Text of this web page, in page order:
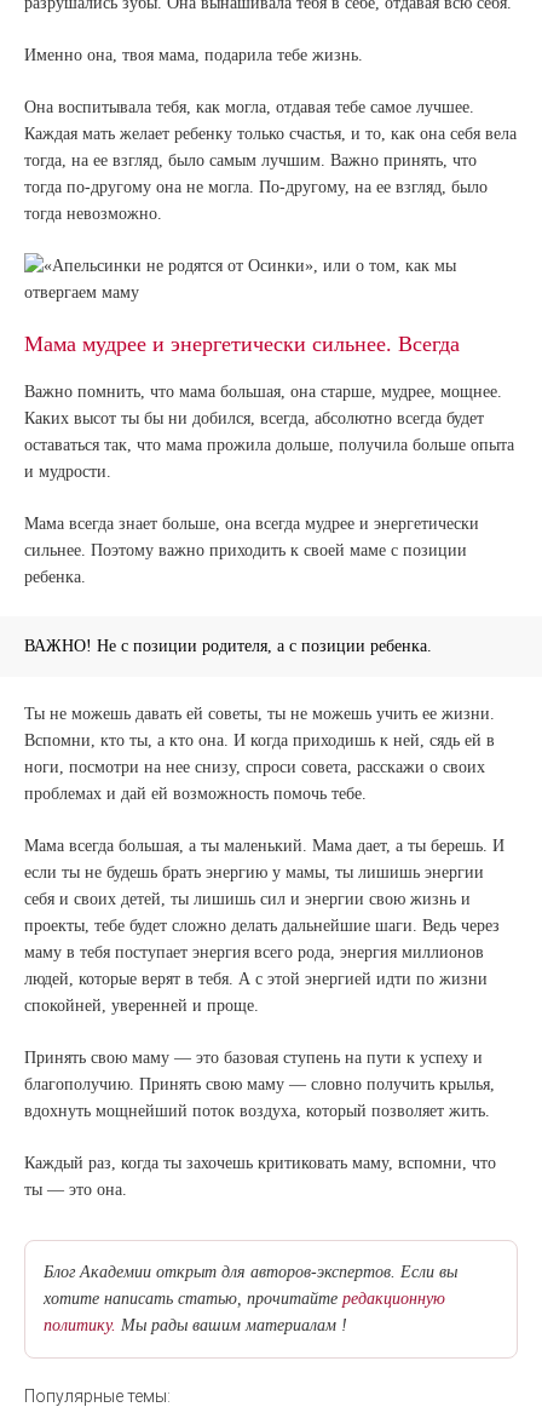
Именно она, твоя мама, подарила тебе жизнь.
Она воспитывала тебя, как могла, отдавая тебе самое лучшее.
Каждая мать желает ребенку только счастья, и то, как она себя вела
тогда, на ее взгляд, было самым лучшим. Важно принять, что
тогда по-другому она не могла. По-другому, на ее взгляд, было
тогда невозможно.
Мама мудрее и энергетически сильнее. Всегда
Важно помнить, что мама большая, она старше, мудрее, мощнее.
Каких высот ты бы ни добился, всегда, абсолютно всегда будет
оставаться так, что мама прожила дольше, получила больше опыта
и мудрости.
Мама всегда знает больше, она всегда мудрее и энергетически
сильнее. Поэтому важно приходить к своей маме с позиции
ребенка.
ВАЖНО! Не с позиции родителя, а с позиции ребенка.
Ты не можешь давать ей советы, ты не можешь учить ее жизни.
Вспомни, кто ты, а кто она. И когда приходишь к ней, сядь ей в
ноги, посмотри на нее снизу, спроси совета, расскажи о своих
проблемах и дай ей возможность помочь тебе.
Мама всегда большая, а ты маленький. Мама дает, а ты берешь. И
если ты не будешь брать энергию у мамы, ты лишишь энергии
себя и своих детей, ты лишишь сил и энергии свою жизнь и
проекты, тебе будет сложно делать дальнейшие шаги. Ведь через
маму в тебя поступает энергия всего рода, энергия миллионов
людей, которые верят в тебя. А с этой энергией идти по жизни
спокойней, уверенней и проще.
Принять свою маму — это базовая ступень на пути к успеху и
благополучию. Принять свою маму — словно получить крылья,
вдохнуть мощнейший поток воздуха, который позволяет жить.
Каждый раз, когда ты захочешь критиковать маму, вспомни, что
ты — это она.
Блог Академии открыт для авторов-экспертов. Если вы
хотите написать статью, прочитайте редакционную
политику. Мы рады вашим материалам !
Популярные темы: